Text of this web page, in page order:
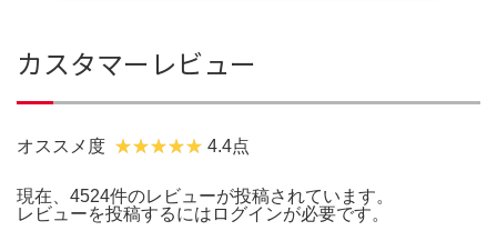
カスタマーレビュー
オススメ度 4.4点
現在、4524件のレビューが投稿されています。
レビューを投稿するには ログインが必要です。